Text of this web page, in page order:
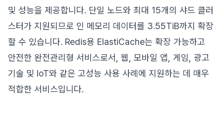
및 성능을 제공합니다. 단일 노드와 최대 15개의 샤드 클러
스터가 지원되므로 인 메모리 데이터를 3.55TiB까지 확장
할 수 있습니다. Redis용 ElastiCache는 확장 가능하고
안전한 완전관리형 서비스로서, 웹, 모바일 앱, 게임, 광고
기술 및 IoT와 같은 고성능 사용 사례에 지원하는 데 매우
적합한 서비스입니다.